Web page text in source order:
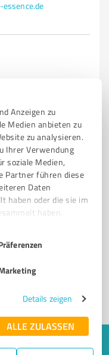
Anzeigen zu
Medien anbieten zu
zu analysieren.
Ihrer Verwendung
soziale Medien,
Partner führen diese
Daten
haben oder die sie im
haben.
Details zeigen
ALLE ZULASSEN
werden?
1